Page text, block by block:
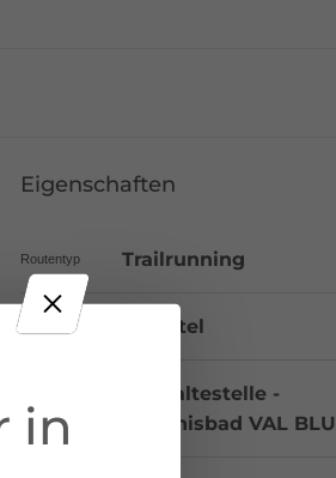
Eigenschaften
Routentyp Trailrunning
Schwierigkeit Mittel
Bushaltestelle -
Erlebnisbad VAL BLU
in